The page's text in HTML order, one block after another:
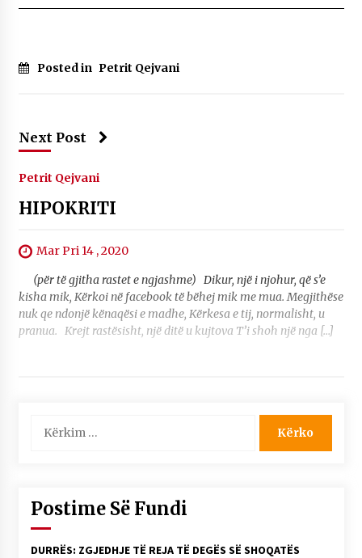
KALLARATI NË AKSIONET KOMBËTARE PËR
– ËNGJËLL HASIMAJ – “KUJTIMET E MIA PËR
Gazeta Kallarati nr. 114
06/02/2025
Posted in Petrit Qejvani
Next Post
Petrit Qejvani
HIPOKRITI
Mar Pri 14 , 2020
(për të gjitha rastet e ngjashme) Dikur, një i njohur, që s’e
kisha mik, Kërkoi në facebook të bëhej mik me mua. Megjithëse
nuk qe ndonjë kënaqësi e madhe, Kërkesa e tij, normalisht, u
pranua. Krejt rastësisht, një ditë u kujtova T’i shoh një nga […]
për:
Postime Së Fundi
DURRËS: ZGJEDHJE TË REJA TË DEGËS SË SHOQATËS